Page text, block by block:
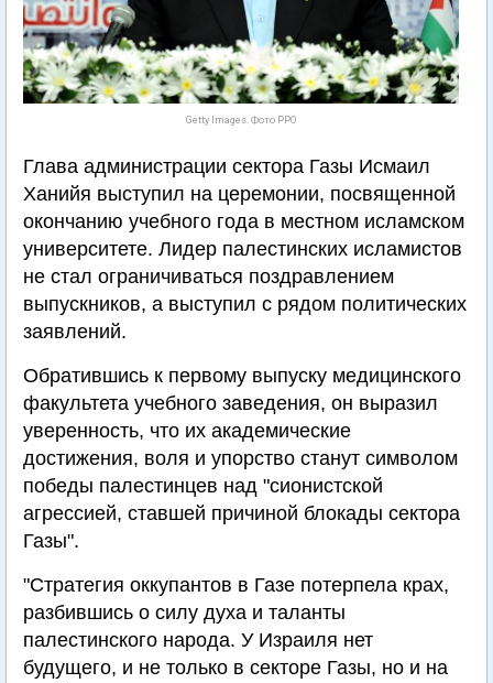
Getty Images. Фото PPO
Глава администрации сектора Газы Исмаил
Ханийя выступил на церемонии, посвященной
окончанию учебного года в местном исламском
университете. Лидер палестинских исламистов
не стал ограничиваться поздравлением
выпускников, а выступил с рядом политических
заявлений.
Обратившись к первому выпуску медицинского
факультета учебного заведения, он выразил
уверенность, что их академические
достижения, воля и упорство станут символом
победы палестинцев над "сионистской
агрессией, ставшей причиной блокады сектора
Газы".
"Стратегия оккупантов в Газе потерпела крах,
разбившись о силу духа и таланты
палестинского народа. У Израиля нет
будущего, и не только в секторе Газы, но и на